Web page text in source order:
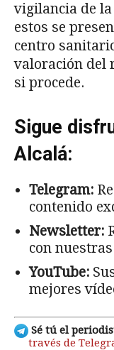
vigilancia de
estos se
centro
valoración del
si procede.
Sigue
Alcalá:
Telegram:
contenido
Newsletter:
con
YouTube:
mejores
Sé tú el
través de